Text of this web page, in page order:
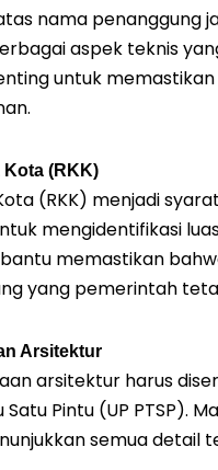
nama penanggung
aspek teknis
untuk
Kota (RKK)
(RKK) menjadi
mengidentifikasi
memastikan
yang pemerintah
Arsitektur
arsitektur harus
Pintu (UP PTSP).
semua detail